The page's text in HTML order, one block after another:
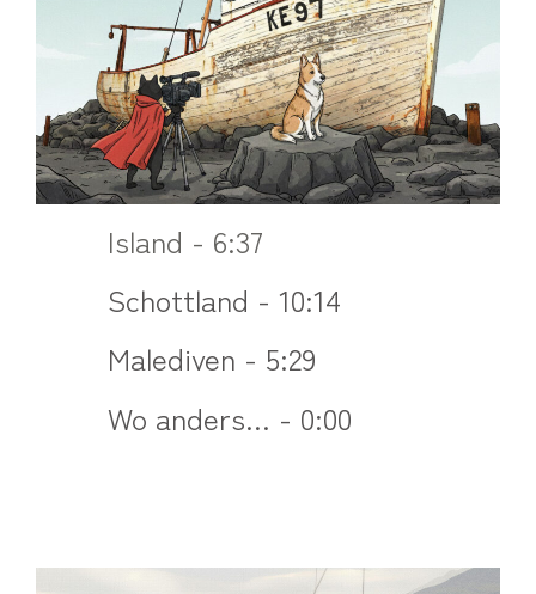
Island - 6:37
Schottland - 10:14
Malediven - 5:29
Wo anders... - 0:00